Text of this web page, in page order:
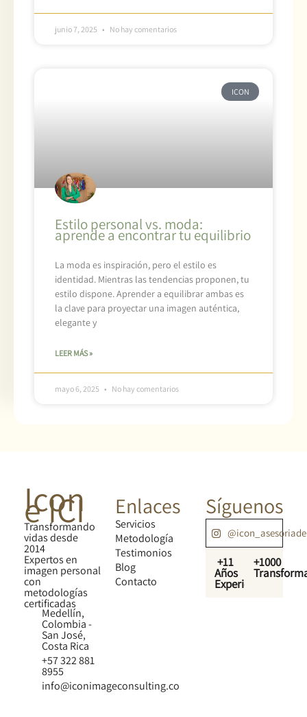
junio 7, 2025 No hay comentarios
ICON
Estilo personal vs. moda:
aprende a encontrar tu equilibrio
La moda es inspiración, pero el estilo es
identidad. Mientras las tendencias proponen, tu
estilo dispone. Aprender a equilibrar ambas es
la clave para proyectar una imagen auténtica,
elegante y
LEER MÁS »
mayo 6, 2025 No hay comentarios
Icon
e ICI
Transformando
vidas desde
2014
Expertos en
imagen personal
con
metodologías
certificadas
Medellín,
Colombia -
San José,
Costa Rica
+57 322 881
8955
info@iconimageconsulting.co
Enlaces
Servicios
Metodología
Testimonios
Blog
Contacto
Síguenos
+11
Años
Experiencia
+1000